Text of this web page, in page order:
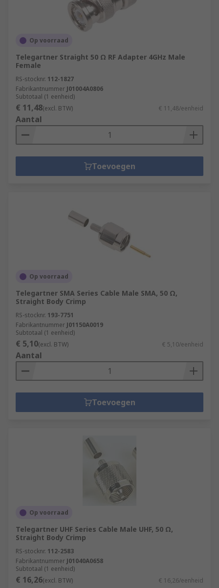
Op voorraad
Telegartner Straight 50 Ω RF Adapter 4GHz Male
Female
RS-stocknr. 112-1827
Fabrikantnummer J01004A0806
Subtotaal (1 eenheid)
€ 11,48(excl. BTW) € 11,48/eenheid
Aantal
Toevoegen
Op voorraad
Telegartner SMA Series Cable Male SMA, 50 Ω,
Straight Body Crimp
RS-stocknr. 193-7751
Fabrikantnummer J01150A0019
Subtotaal (1 eenheid)
€ 5,10(excl. BTW) € 5,10/eenheid
Aantal
Toevoegen
Op voorraad
Telegartner UHF Series Cable Male UHF, 50 Ω,
Straight Body Crimp
RS-stocknr. 112-2583
Fabrikantnummer J01040A0658
Subtotaal (1 eenheid)
€ 16,26(excl. BTW) € 16,26/eenheid